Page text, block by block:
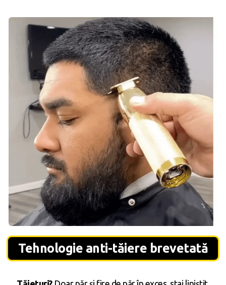
Tehnologie anti-tăiere brevetată